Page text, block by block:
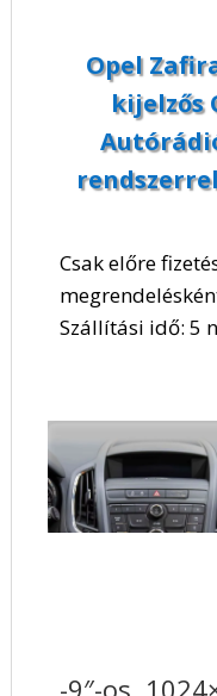
Opel
kijelzős
Csak előre
Szállítási idő: 5
-9″-os,